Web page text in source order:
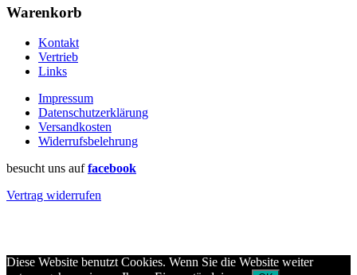
Warenkorb
Kontakt
Vertrieb
Links
Impressum
Datenschutzerklärung
Versandkosten
Widerrufsbelehrung
besucht uns auffacebook
Vertrag widerrufen
Diese Website benutzt Cookies. Wenn Sie die Website weiter